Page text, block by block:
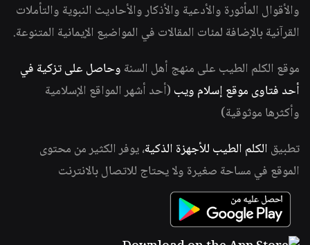
والأقوال المأثورة والأدعية والأذكار والأحاديث النبوية والتأملات
القرآنية بالإضافة لمئات المقالات في المواضيع الإيمانية المتنوعة.
موقع الكلم الطيب على منهج أهل السنة وحاصل على تزكية في
أحد فتاوى موقع إسلام ويب (أحد أشهر المواقع الإسلامية
وأكثرها موثوقية)
تطبيق الكلم الطيب للأجهزة الذكية، يوفر الكثير من محتوى
الموقع في مساحة صغيرة ولا يحتاج للاتصال بالانترنت